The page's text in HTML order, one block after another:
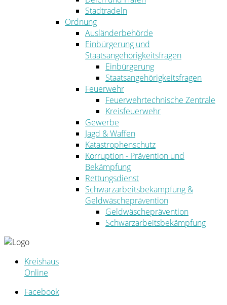
Stadtradeln
Ordnung
Ausländerbehörde
Einbürgerung und
Staatsangehörigkeitsfragen
Einbürgerung
Staatsangehörigkeitsfragen
Feuerwehr
Feuerwehrtechnische Zentrale
Kreisfeuerwehr
Gewerbe
Jagd & Waffen
Katastrophenschutz
Korruption - Prävention und
Bekämpfung
Rettungsdienst
Schwarzarbeitsbekämpfung &
Geldwäscheprävention
Geldwäscheprävention
Schwarzarbeitsbekämpfung
Kreishaus
Online
Facebook